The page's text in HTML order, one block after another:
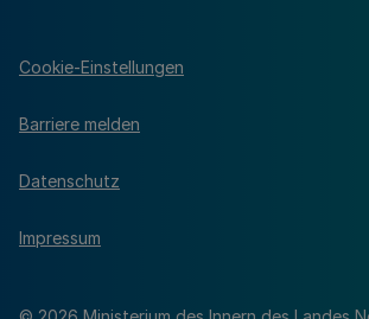
Cookie-Einstellungen
Barriere melden
Datenschutz
Impressum